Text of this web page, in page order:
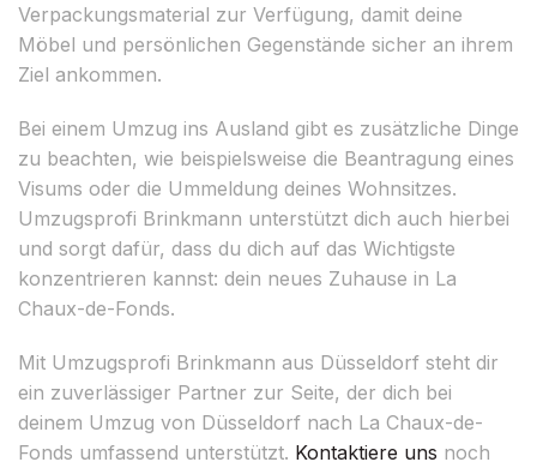
Verpackungsmaterial zur Verfügung, damit deine
Möbel und persönlichen Gegenstände sicher an ihrem
Ziel ankommen.
Bei einem Umzug ins Ausland gibt es zusätzliche Dinge
zu beachten, wie beispielsweise die Beantragung eines
Visums oder die Ummeldung deines Wohnsitzes.
Umzugsprofi Brinkmann unterstützt dich auch hierbei
und sorgt dafür, dass du dich auf das Wichtigste
konzentrieren kannst: dein neues Zuhause in La
Chaux-de-Fonds.
Mit Umzugsprofi Brinkmann aus Düsseldorf steht dir
ein zuverlässiger Partner zur Seite, der dich bei
deinem Umzug von Düsseldorf nach La Chaux-de-
Fonds umfassend unterstützt. Kontaktiere uns noch